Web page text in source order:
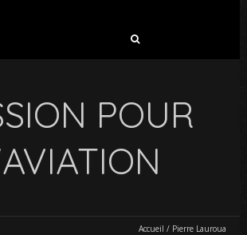
POUR
Accueil / Pierre Lauroua